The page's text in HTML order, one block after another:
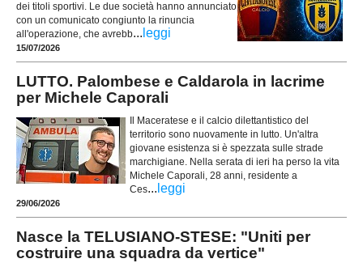
dei titoli sportivi. Le due società hanno annunciato
con un comunicato congiunto la rinuncia
all'operazione, che avrebb... leggi
15/07/2026
LUTTO. Palombese e Caldarola in lacrime
per Michele Caporali
Il Maceratese e il calcio dilettantistico del
territorio sono nuovamente in lutto. Un'altra
giovane esistenza si è spezzata sulle strade
marchigiane. Nella serata di ieri ha perso la vita
Michele Caporali, 28 anni, residente a
Ces... leggi
29/06/2026
Nasce la TELUSIANO-STESE: "Uniti per
costruire una squadra da vertice"